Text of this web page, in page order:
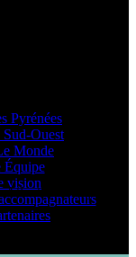
Pyrénées
Ouest
Monde
Équipe
vision
- 3 jours -